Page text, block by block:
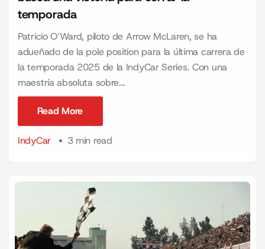
temporada
Patricio O’Ward, piloto de Arrow McLaren, se ha
adueñado de la pole position para la última carrera de
la temporada 2025 de la IndyCar Series. Con una
maestría absoluta sobre...
Read More
IndyCar
3 min read